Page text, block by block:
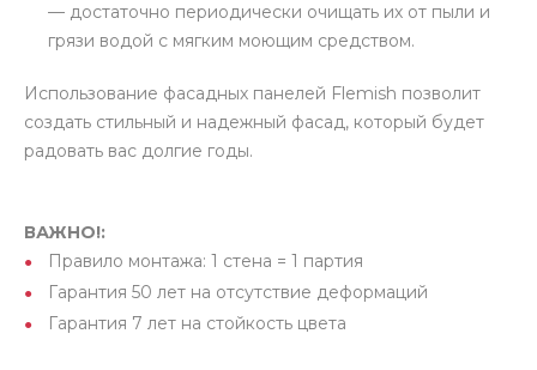
— достаточно периодически очищать их от пыли и
грязи водой с мягким моющим средством.
Использование фасадных панелей Flemish позволит
создать стильный и надежный фасад, который будет
радовать вас долгие годы.
ВАЖНО!:
Правило монтажа: 1 стена = 1 партия
Гарантия 50 лет на отсутствие деформаций
Гарантия 7 лет на стойкость цвета